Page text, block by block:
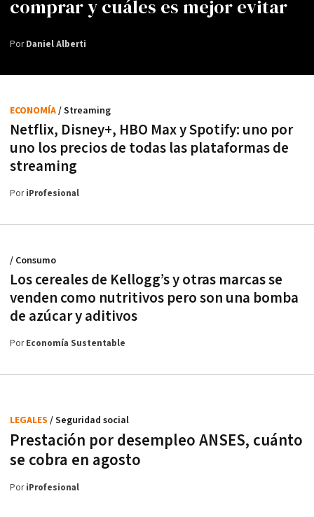
comprar y cuáles es mejor evitar
PorDaniel Alberti
Netflix, Disney+, HBO Max y Spotify: uno por
uno los precios de todas las plataformas de
streaming
ECONOMÍA/ Streaming
PoriProfesional
Los cereales de Kellogg’s y otras marcas se
venden como nutritivos pero son una bomba
de azúcar y aditivos
/ Consumo
PorEconomía Sustentable
Prestación por desempleo ANSES, cuánto
se cobra en agosto
LEGALES / Seguridad social
PoriProfesional